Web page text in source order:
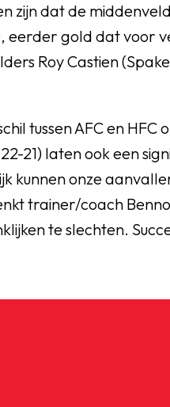
zijn dat de
eerder gold dat voor
Roy Castien
tussen AFC en HFC
21) laten ook een
kunnen onze
trainer/coach
te slechten.